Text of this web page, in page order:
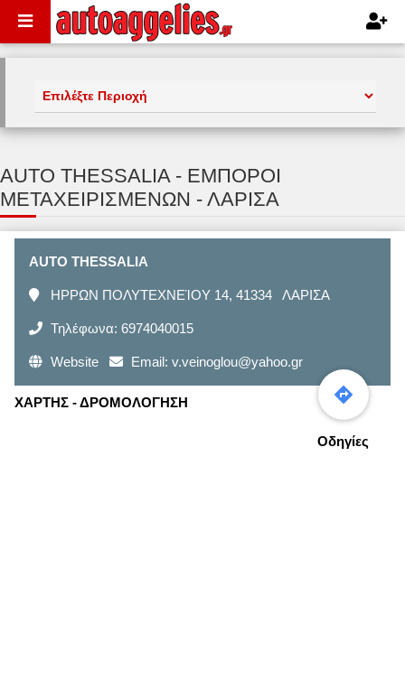
AUTO THESSALIA - ΕΜΠΟΡΟΙ
ΜΕΤΑΧΕΙΡΙΣΜΕΝΩΝ - ΛΑΡΙΣΑ
AUTO THESSALIA
ΗΡΡΩΝ ΠΟΛΥΤΕΧΝΕΊΟΥ 14, 41334 ΛΑΡΙΣΑ
Τηλέφωνα: 6974040015
Website Email: v.veinoglou@yahoo.gr
ΧΑΡΤΗΣ - ΔΡΟΜΟΛΟΓΗΣΗ
Οδηγίες